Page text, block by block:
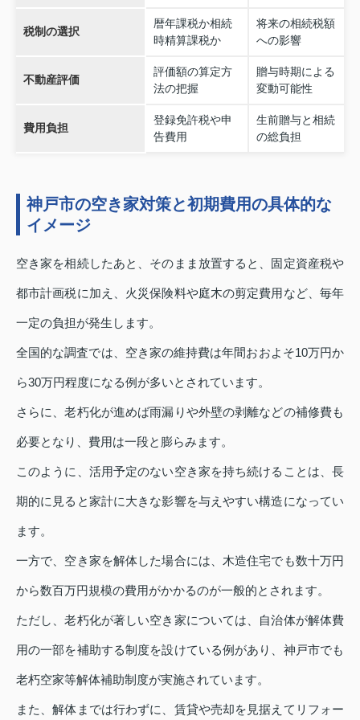
税制の選択
暦年課税か相続
時精算課税か
将来の相続税額
への影響
不動産評価
評価額の算定方
法の把握
贈与時期による
変動可能性
費用負担
登録免許税や申
告費用
生前贈与と相続
の総負担
神戸市の空き家対策と初期費用の具体的な
イメージ
空き家を相続したあと、そのまま放置すると、固定資産税や
都市計画税に加え、火災保険料や庭木の剪定費用など、毎年
一定の負担が発生します。
全国的な調査では、空き家の維持費は年間おおよそ10万円か
ら30万円程度になる例が多いとされています。
さらに、老朽化が進めば雨漏りや外壁の剥離などの補修費も
必要となり、費用は一段と膨らみます。
このように、活用予定のない空き家を持ち続けることは、長
期的に見ると家計に大きな影響を与えやすい構造になってい
ます。
一方で、空き家を解体した場合には、木造住宅でも数十万円
から数百万円規模の費用がかかるのが一般的とされます。
ただし、老朽化が著しい空き家については、自治体が解体費
用の一部を補助する制度を設けている例があり、神戸市でも
老朽空家等解体補助制度が実施されています。
また、解体までは行わずに、賃貸や売却を見据えてリフォー